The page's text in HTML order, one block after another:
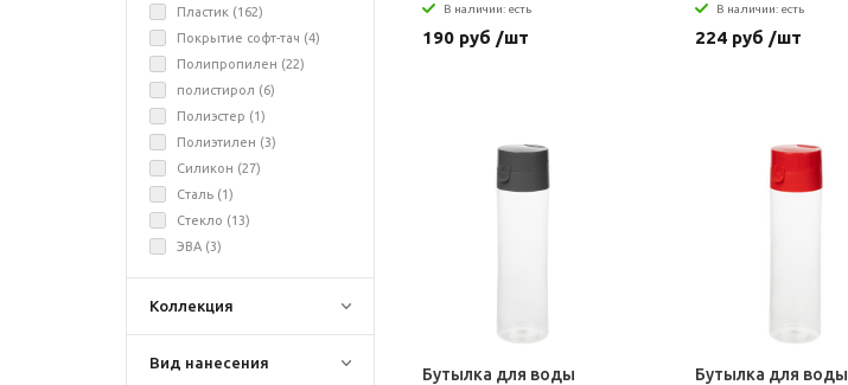
Пластик (162)
Покрытие софт-тач (4)
Полипропилен (22)
полистирол (6)
Полиэстер (1)
Полиэтилен (3)
Силикон (27)
Сталь (1)
Стекло (13)
ЭВА (3)
Коллекция
Вид нанесения
В наличии: есть
190 руб /шт
В наличии: есть
224 руб /шт
Бутылка для воды
Бутылка для воды